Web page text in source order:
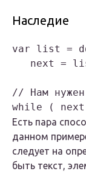
Наследие
var list =
next =
// Нам нужен
Есть пара
данном
следует на
быть текст,